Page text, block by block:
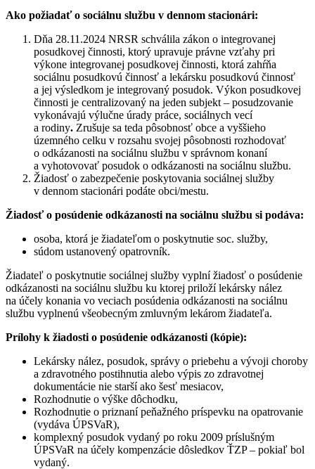
Ako požiadať o sociálnu službu v dennom stacionári:
Dňa 28.11.2024 NRSR schválila zákon o integrovanej
posudkovej činnosti, ktorý upravuje právne vzťahy pri
výkone integrovanej posudkovej činnosti, ktorá zahŕňa
sociálnu posudkovú činnosť a lekársku posudkovú činnosť
a jej výsledkom je integrovaný posudok. Výkon posudkovej
činnosti je centralizovaný na jeden subjekt – posudzovanie
vykonávajú výlučne úrady práce, sociálnych vecí
a rodiny. Zrušuje sa teda pôsobnosť obce a vyššieho
územného celku v rozsahu svojej pôsobnosti rozhodovať
o odkázanosti na sociálnu službu v správnom konaní
a vyhotovovať posudok o odkázanosti na sociálnu službu.
Žiadosť o zabezpečenie poskytovania sociálnej služby
v dennom stacionári podáte obci/mestu.
Žiadosť o posúdenie odkázanosti na sociálnu službu si podáva:
osoba, ktorá je žiadateľom o poskytnutie soc. služby,
súdom ustanovený opatrovník.
Žiadateľ o poskytnutie sociálnej služby vyplní žiadosť o posúdenie
odkázanosti na sociálnu službu ku ktorej priloží lekársky nález
na účely konania vo veciach posúdenia odkázanosti na sociálnu
službu vyplnenú všeobecným zmluvným lekárom žiadateľa.
Prílohy k žiadosti o posúdenie odkázanosti (kópie):
Lekársky nález, posudok, správy o priebehu a vývoji choroby
a zdravotného postihnutia alebo výpis zo zdravotnej
dokumentácie nie starší ako šesť mesiacov,
Rozhodnutie o výške dôchodku,
Rozhodnutie o priznaní peňažného príspevku na opatrovanie
(vydáva ÚPSVaR),
komplexný posudok vydaný po roku 2009 príslušným
ÚPSVaR na účely kompenzácie dôsledkov ŤZP – pokiaľ bol
vydaný.